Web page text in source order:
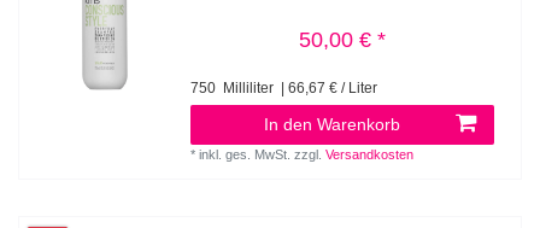
50,00 € *
750 Milliliter | 66,67 € / Liter
In den Warenkorb
*inkl. ges. MwSt. zzgl.Versandkosten